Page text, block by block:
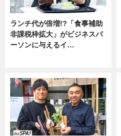
ランチ代が倍増!?「食事補助
非課税枠拡大」がビジネスパ
ーソンに与えるイ…